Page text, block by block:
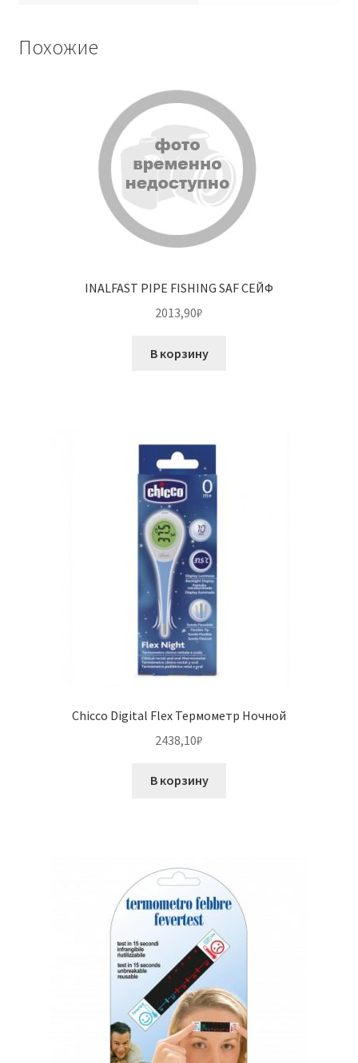
Похожие
INALFAST PIPE FISHING SAF СЕЙФ
2013,90₽
В корзину
Chicco Digital Flex Термометр Ночной
2438,10₽
В корзину